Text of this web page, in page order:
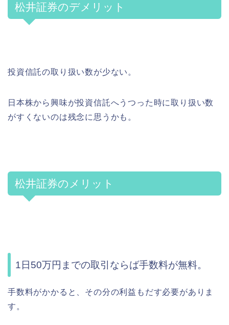
松井証券のデメリット
投資信託の取り扱い数が少ない。
日本株から興味が投資信託へうつった時に取り扱い数
がすくないのは残念に思うかも。
松井証券のメリット
1日50万円までの取引 ならば手数料が無料。
手数料がかかると、その分の利益もだす必要がありま
す。